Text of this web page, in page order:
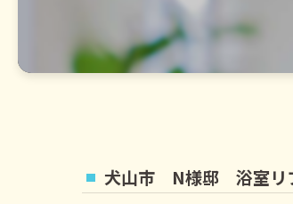
犬山市 N様邸 浴室リ